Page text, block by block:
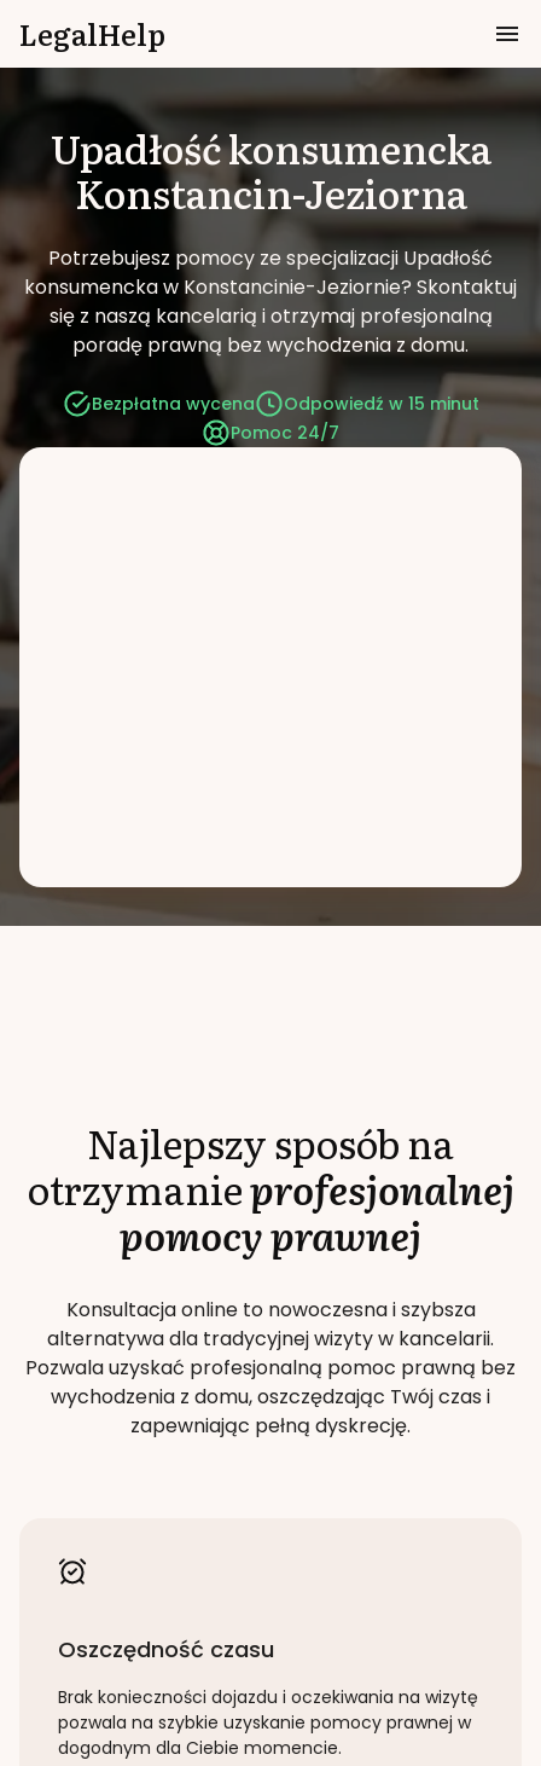
LegalHelp
Upadłość konsumencka
Konstancin-Jeziorna
Potrzebujesz pomocy ze specjalizacji Upadłość
konsumencka w Konstancinie-Jeziornie? Skontaktuj
się z naszą kancelarią i otrzymaj profesjonalną
poradę prawną bez wychodzenia z domu.
Bezpłatna wycena
Odpowiedź w 15 minut
Pomoc 24/7
Najlepszy sposób na
otrzymanieprofesjonalnej
pomocy prawnej
Konsultacja online to nowoczesna i szybsza
alternatywa dla tradycyjnej wizyty w kancelarii.
Pozwala uzyskać profesjonalną pomoc prawną bez
wychodzenia z domu, oszczędzając Twój czas i
zapewniając pełną dyskrecję.
Oszczędność czasu
Brak konieczności dojazdu i oczekiwania na wizytę
pozwala na szybkie uzyskanie pomocy prawnej w
dogodnym dla Ciebie momencie.